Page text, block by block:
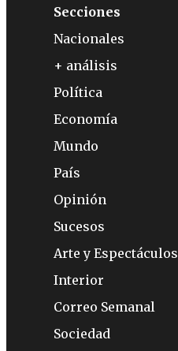
Secciones
Nacionales
+ análisis
Política
Economía
Mundo
País
Opinión
Sucesos
Arte y Espectáculos
Interior
Correo Semanal
Sociedad